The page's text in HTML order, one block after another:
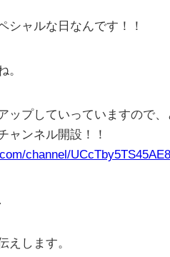
シャルな日なんです！！
。
ップしていっていますので、
ンネル開設！！
channel/
えします。